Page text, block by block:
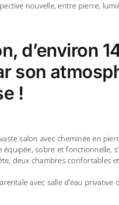
nouvelle, entre pierre,
d’environ
son
!
salon avec cheminée en
sobre et fonctionnelle,
deux chambres confortables
avec salle d’eau